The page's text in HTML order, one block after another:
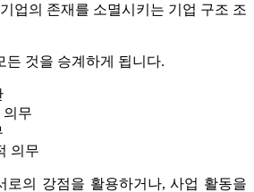
업의 존재를 소멸시키는 기업 구조 조
든 것을 승계하게 됩니다.
의무
의무
로의 강점을 활용하거나, 사업 활동을